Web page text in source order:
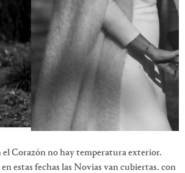
el Corazón no hay temperatura exterior.
estas fechas las Novias van cubiertas. con